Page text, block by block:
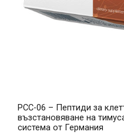
PCC-06 – Пептиди за
възстановяване на
система от Германия
количество
за